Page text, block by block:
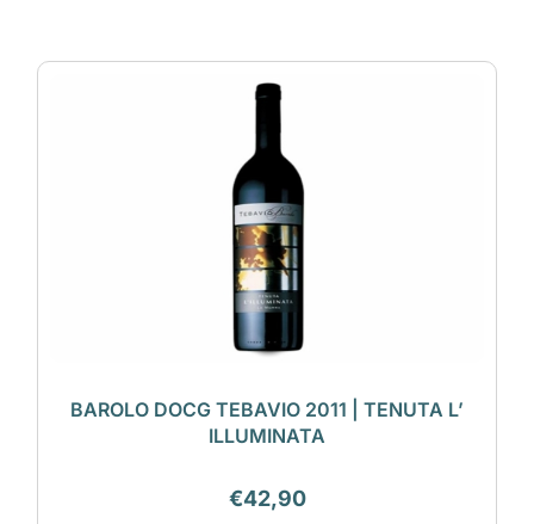
BAROLO DOCG TEBAVIO 2011 | TENUTA L’
ILLUMINATA
€42,90